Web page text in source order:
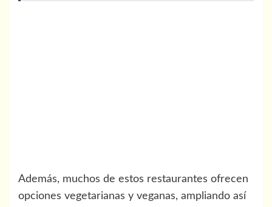
Además, muchos de estos restaurantes ofrecen
opciones vegetarianas y veganas, ampliando así